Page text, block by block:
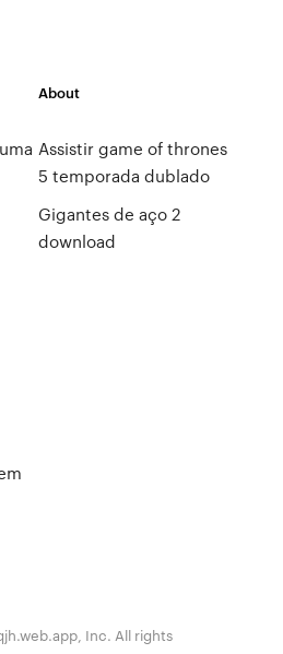
About
Assistir game of thrones
5 temporada dublado
Gigantes de aço 2
download
Inc. All rights